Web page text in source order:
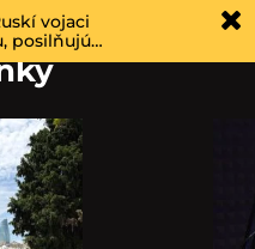
vojaci
posilňujú…